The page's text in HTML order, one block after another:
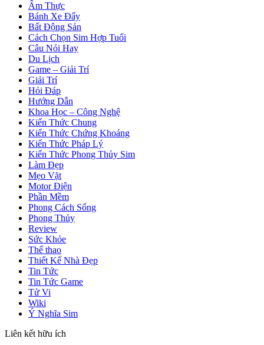
Ẩm Thực
Bánh Xe Đẩy
Bất Động Sản
Cách Chọn Sim Hợp Tuổi
Câu Nói Hay
Du Lịch
Game – Giải Trí
Giải Trí
Hỏi Đáp
Hướng Dẫn
Khoa Học – Công Nghệ
Kiến Thức Chung
Kiến Thức Chứng Khoáng
Kiến Thức Pháp Lý
Kiến Thức Phong Thủy Sim
Làm Đẹp
Mẹo Vặt
Motor Điện
Phần Mềm
Phong Cách Sống
Phong Thủy
Review
Sức Khỏe
Thể thao
Thiết Kế Nhà Đẹp
Tin Tức
Tin Tức Game
Tử Vi
Wiki
Ý Nghĩa Sim
Liên kết hữu ích